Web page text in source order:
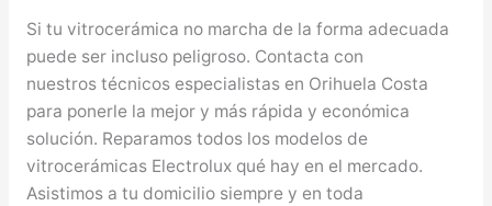
Si tu vitrocerámica no marcha de la forma adecuada
puede ser incluso peligroso. Contacta con
nuestros técnicos especialistas en Orihuela Costa
para ponerle la mejor y más rápida y económica
solución. Reparamos todos los modelos de
vitrocerámicas Electrolux qué hay en el mercado.
Asistimos a tu domicilio siempre y en toda